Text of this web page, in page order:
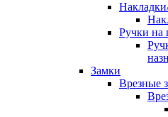
Ручки на
Замки
Врезные